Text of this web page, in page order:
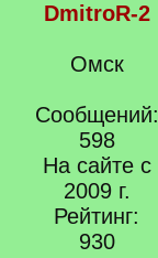
DmitroR-2
Омск
Сообщений:
598
На сайте с
2009 г.
Рейтинг:
930